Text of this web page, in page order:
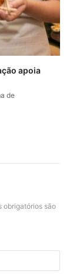
apoia
de
obrigatórios são